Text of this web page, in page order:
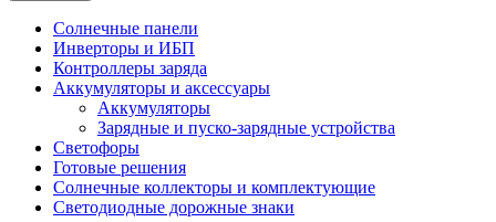
Солнечные панели
Инверторы и ИБП
Контроллеры заряда
Аккумуляторы и аксессуары
Аккумуляторы
Зарядные и пуско-зарядные устройства
Светофоры
Готовые решения
Солнечные коллекторы и комплектующие
Светодиодные дорожные знаки